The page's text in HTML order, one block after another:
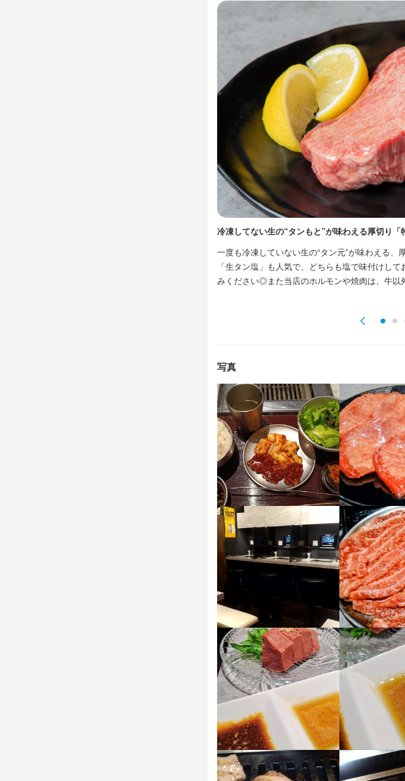
冷凍してない生の“タンもと”が味わえる厚切り「
一度も冷凍していない生の“タン元”が味わえる、
「生タン塩」も人気で、どちらも塩で味付けし
みください◎また当店のホルモンや焼肉は、牛以
写真
第二新卒歓迎
駅チカ(徒歩5分以内)
仕事内容
当店のホールスタッフ・サービススタッフとして
ーブルの片付けなど、接客業務全般を担当して
く接客をお願いしています。
注文はタブレット端末がメインなので難しいこ
未経験の方でも、先輩スタッフによるOJTが中心
すぐに質問できる雰囲気で、実際の接客を通し
方でもご安心してご応募ください。
肉の知識 サービスマナー 店舗運営 メニュー開発 仕入れ
飲食店での接客経験
店名
生焼きホルモンたざわ
勤務地
東京都港区新橋2-15-12 中原ビル 1F
法人名・事業者名
株式会社デュナレイト
最終更新日2026/05/06